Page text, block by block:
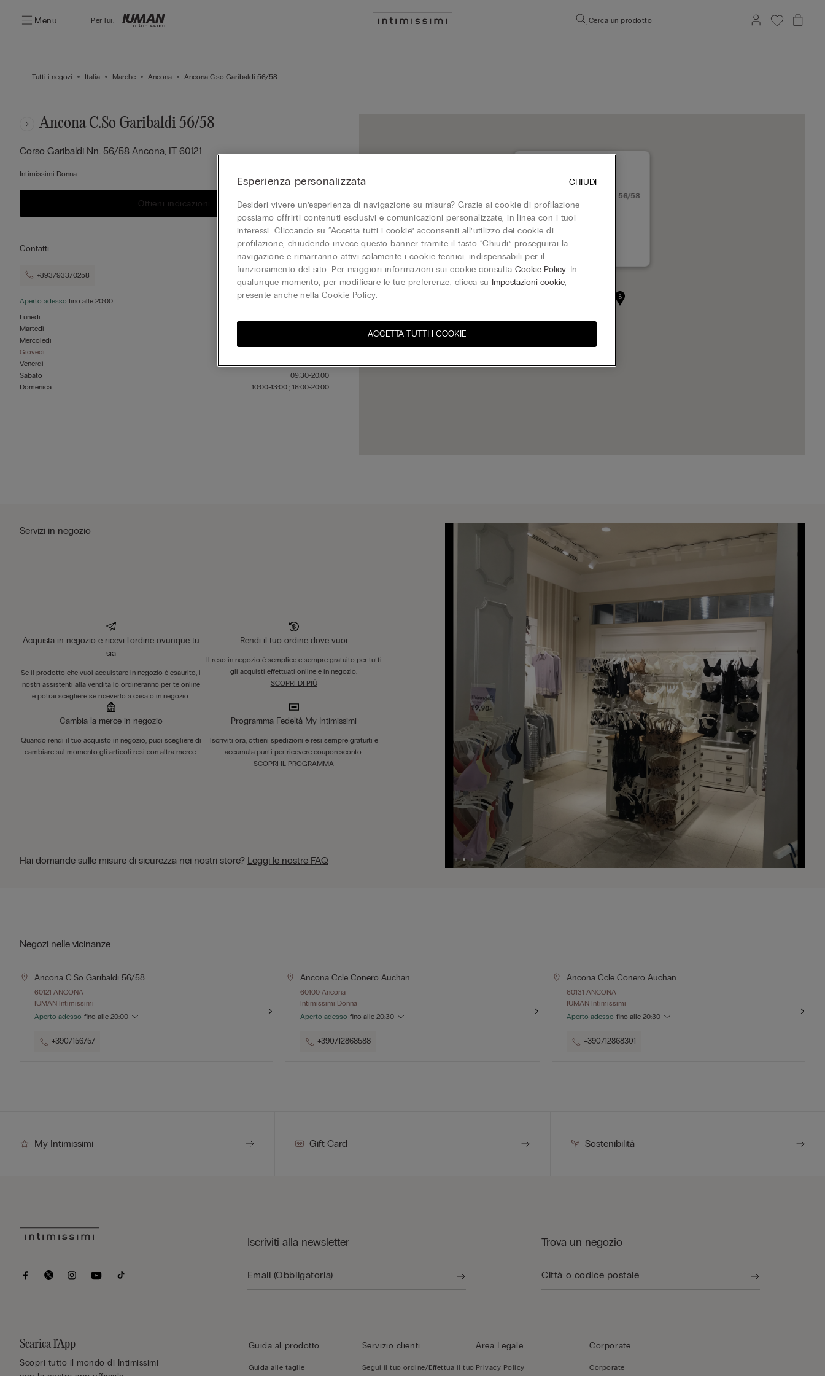
Menu Per lui: Cerca un prodotto
Tutti i negozi Italia Marche Ancona Ancona C.so Garibaldi 56/58
Ancona C.so Garibaldi 56/58
Corso Garibaldi Nn. 56/58 Ancona, IT 60121
Intimissimi Donna
Ottieni indicazioni
Contatti
+393793370258
Aperto adesso fino alle 20:00
Lunedì
Martedì
Mercoledì
Giovedì
Venerdì
09:30-20:00
Sabato
09:30-20:00
Domenica
10:00-13:00 ; 16:00-20:00
B
ANCONA C.SO GARIBALDI 56/58
60121 Ancona
Aperto adesso
+393793370258
Servizi in negozio
Acquista in negozio e ricevi l’ordine ovunque tu
sia
Se il prodotto che vuoi acquistare in negozio è esaurito, i
nostri assistenti alla vendita lo ordineranno per te online
e potrai scegliere se riceverlo a casa o in negozio.
Rendi il tuo ordine dove vuoi
Il reso in negozio è semplice e sempre gratuito per tutti
gli acquisti effettuati online e in negozio.
SCOPRI DI PIÙ
Cambia la merce in negozio
Quando rendi il tuo acquisto in negozio, puoi scegliere di
cambiare sul momento gli articoli resi con altra merce.
Programma Fedeltà My Intimissimi
Iscriviti ora, ottieni spedizioni e resi sempre gratuiti e
accumula punti per ricevere coupon sconto.
SCOPRI IL PROGRAMMA
Hai domande sulle misure di sicurezza nei nostri store? Leggi le nostre FAQ
Negozi nelle vicinanze
Ancona C.so Garibaldi 56/58
60121 ANCONA
IUMAN Intimissimi
Aperto adesso fino alle 20:00
+3907156757
Ancona Ccle Conero Auchan
60100 Ancona
Intimissimi Donna
Aperto adesso fino alle20:30
+390712868588
Ancona Ccle Conero Auchan
60131 ANCONA
IUMAN Intimissimi
Aperto adesso fino alle 20:30
+390712868301
My Intimissimi Gift Card Sostenibilità
Scarica l’App
Scopri tutto il mondo di Intimissimi
Iscriviti alla newsletter Trova un negozio
Guida al prodotto
Guida alle taglie
Servizio clienti
Segui il tuo ordine/Effettua il tuo
Area Legale
Privacy Policy
Corporate
Corporate
Esperienza personalizzata
Desideri vivere un’esperienza di navigazione su misura? Grazie ai cookie di profilazione
possiamo offrirti contenuti esclusivi e comunicazioni personalizzate, in linea con i tuoi
interessi. Cliccando su “Accetta tutti i cookie” acconsenti all’utilizzo dei cookie di
profilazione, chiudendo invece questo banner tramite il tasto “Chiudi” proseguirai la
navigazione e rimarranno attivi solamente i cookie tecnici, indispensabili per il
funzionamento del sito. Per maggiori informazioni sui cookie consultaCookie Policy. In
qualunque momento, per modificare le tue preferenze, clicca su Impostazioni cookie,
presente anche nella Cookie Policy.
ACCETTA TUTTI I COOKIE
CHIUDI